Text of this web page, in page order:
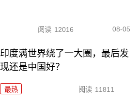
阅读 12016 08-05
印度满世界绕了一大圈，最后发
现还是中国好？
最热 阅读 11811